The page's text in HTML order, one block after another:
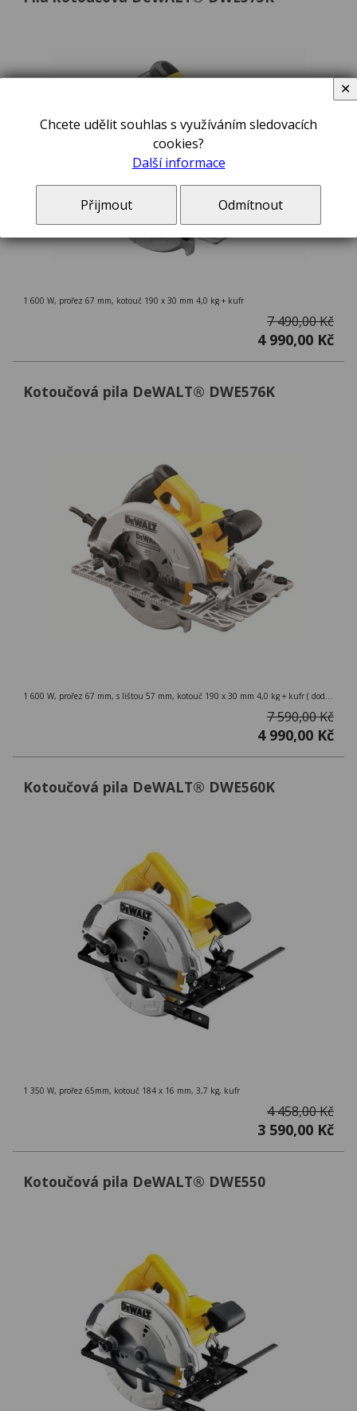
1 600 W, prořez 67 mm, kotouč 190 x 30 mm 4,0 kg + kufr
7 490,00 Kč
4 990,00 Kč
Kotoučová pila DeWALT® DWE576K
1 600 W, prořez 67 mm, s lištou 57 mm, kotouč 190 x 30 mm 4,0 kg + kufr ( dodváno bez vodící lišty. Lze použít vodíci lišty k DWS520K )
7 590,00 Kč
4 990,00 Kč
Kotoučová pila DeWALT® DWE560K
1 350 W, prořez 65mm, kotouč 184 x 16 mm, 3,7 kg, kufr
4 458,00 Kč
3 590,00 Kč
Kotoučová pila DeWALT® DWE550
Chcete udělit souhlas s využíváním sledovacích
cookies?
Další informace
Přijmout Odmítnout
✕